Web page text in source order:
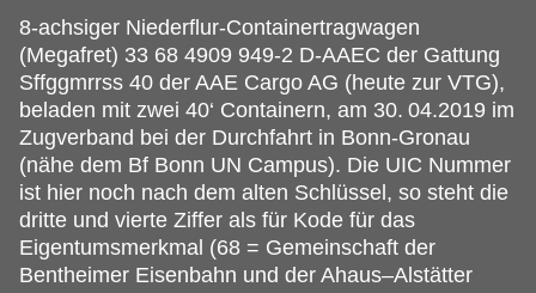
8-achsiger Niederflur-Containertragwagen
(Megafret) 33 68 4909 949-2 D-AAEC der Gattung
Sffggmrrss 40 der AAE Cargo AG (heute zur VTG),
beladen mit zwei 40‘ Containern, am 30. 04.2019 im
Zugverband bei der Durchfahrt in Bonn-Gronau
(nähe dem Bf Bonn UN Campus). Die UIC Nummer
ist hier noch nach dem alten Schlüssel, so steht die
dritte und vierte Ziffer als für Kode für das
Eigentumsmerkmal (68 = Gemeinschaft der
Bentheimer Eisenbahn und der Ahaus–Alstätter